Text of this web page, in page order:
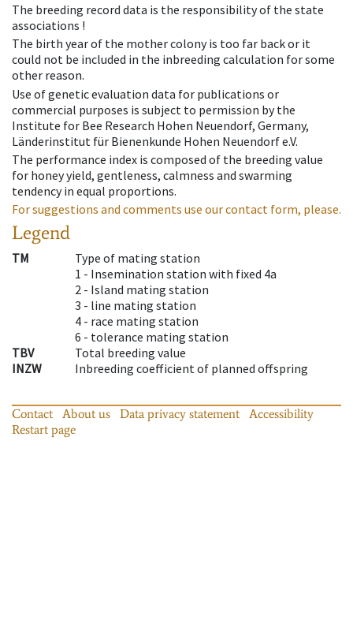
The breeding record data is the responsibility of the state
associations !
The birth year of the mother colony is too far back or it
could not be included in the inbreeding calculation for some
other reason.
Use of genetic evaluation data for publications or
commercial purposes is subject to permission by the
Institute for Bee Research Hohen Neuendorf, Germany,
Länderinstitut für Bienenkunde Hohen Neuendorf e.V.
The performance index is composed of the breeding value
for honey yield, gentleness, calmness and swarming
tendency in equal proportions.
For suggestions and comments use our contact form, please.
Legend
TM
Type of mating station
1 - Insemination station with fixed 4a
2 - Island mating station
3 - line mating station
4 - race mating station
6 - tolerance mating station
TBV
Total breeding value
INZW
Inbreeding coefficient of planned offspring
Contact About us Data privacy statement
Accessibility
Restart page